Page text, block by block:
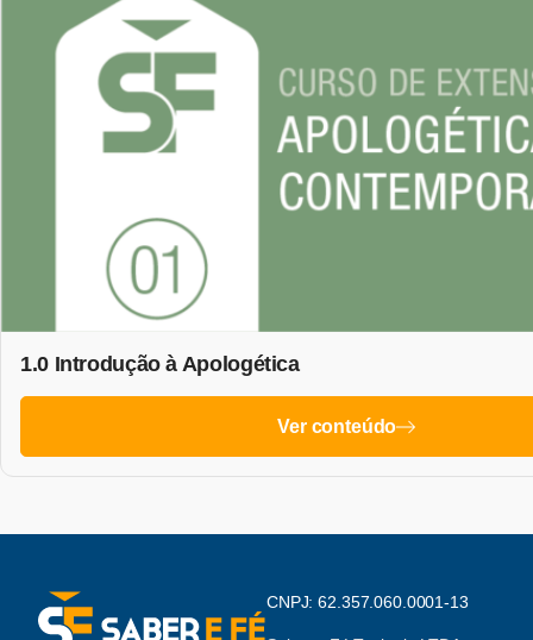
1.0 Introdução à Apologética
Ver conteúdo
CNPJ: 62.357.060.0001-13